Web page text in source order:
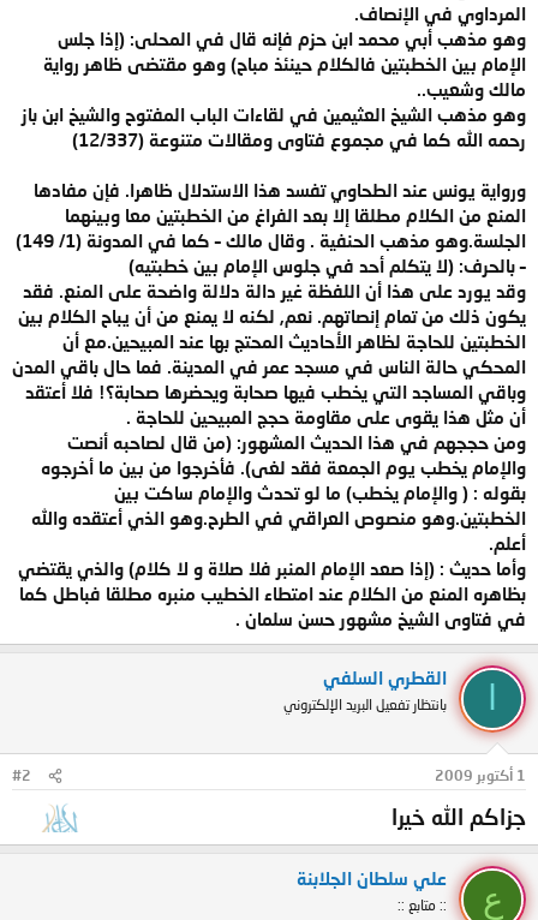
المرداوي في الإنصاف.
وهو مذهب أبي محمد ابن حزم فإنه قال في المحلى: (إذا جلس
الإمام بين الخطبتين فالكلام حينئذ مباح) وهو مقتضى ظاهر رواية
مالك وشعيب..
وهو مذهب الشيخ العثيمين في لقاءات الباب المفتوح والشيخ ابن باز
رحمه الله كما في مجموع فتاوى ومقالات متنوعة (12/337)
ورواية يونس عند الطحاوي تفسد هذا الاستدلال ظاهرا. فإن مفادها
المنع من الكلام مطلقا إلا بعد الفراغ من الخطبتين معا وبينهما
الجلسة.وهو مذهب الحنفية . وقال مالك – كما في المدونة (1/ 149)
– بالحرف: (لا يتكلم أحد في جلوس الإمام بين خطبتيه)
وقد يورد على هذا أن اللفظة غير دالة دلالة واضحة على المنع. فقد
يكون ذلك من تمام إنصاتهم. نعم, لكنه لا يمنع من أن يباح الكلام بين
الخطبتين للحاجة لظاهر الأحاديث المحتج بها عند المبيحين.مع أن
المحكي حالة الناس في مسجد عمر في المدينة. فما حال باقي المدن
وباقي المساجد التي يخطب فيها صحابة ويحضرها صحابة؟! فلا أعتقد
أن مثل هذا يقوى على مقاومة حجج المبيحين للحاجة .
ومن حججهم في هذا الحديث المشهور: (من قال لصاحبه أنصت
والإمام يخطب يوم الجمعة فقد لغى). فأخرجوا من بين ما أخرجوه
بقوله : ( والإمام يخطب) ما لو تحدث والإمام ساكت بين
الخطبتين.وهو منصوص العراقي في الطرح.وهو الذي أعتقده والله
أعلم.
وأما حديث : (إذا صعد الإمام المنبر فلا صلاة و لا كلام) والذي يقتضي
بظاهره المنع من الكلام عند امتطاء الخطيب منبره مطلقا فباطل كما
في فتاوى الشيخ مشهور حسن سلمان .
القطري السلفي
بانتظار تفعيل البريد الإلكتروني
1 أكتوبر 2009 #2
جزاكم الله خيرا
ع
علي سلطان الجلابنة
:: متابع ::